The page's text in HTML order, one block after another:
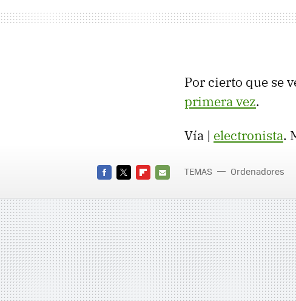
Por cierto que se
primera vez.
Vía | electronista.
MAIL
TEMAS Ordenadores